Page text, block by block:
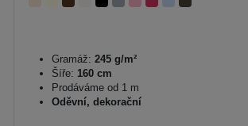
Gramáž: 245 g/m²
Šíře: 160 cm
Prodáváme od 1 m
Oděvní, dekorační